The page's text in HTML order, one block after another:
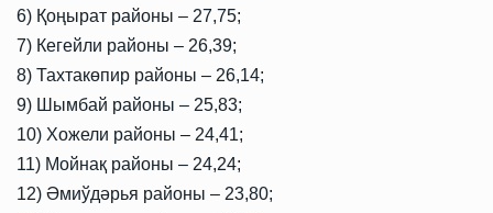
6) Қоңырат районы – 27,75;
7) Кегейли районы – 26,39;
8) Тахтакөпир районы – 26,14;
9) Шымбай районы – 25,83;
10) Хожели районы – 24,41;
11) Мойнақ районы – 24,24;
12) Әмиўдәрья районы – 23,80;